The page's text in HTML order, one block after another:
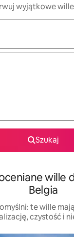
wyjątkowe
dostępne, możesz
Szukaj
wille
Belgia
te wille
czystość i